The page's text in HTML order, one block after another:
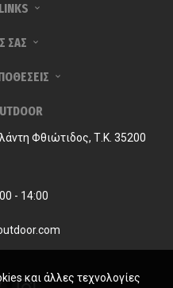
ΣΑΣ
Φθιώτιδος, Τ.Κ. 35200
- 14:00
και άλλες τεχνολογίες